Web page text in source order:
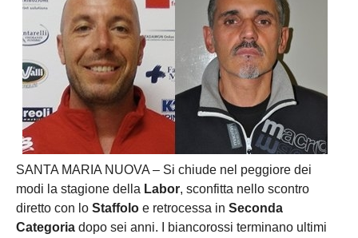
SANTA MARIA NUOVA – Si chiude nel peggiore dei
modi la stagione della Labor, sconfitta nello scontro
diretto con lo Staffolo e retrocessa in Seconda
Categoria dopo sei anni. I biancorossi terminano ultimi